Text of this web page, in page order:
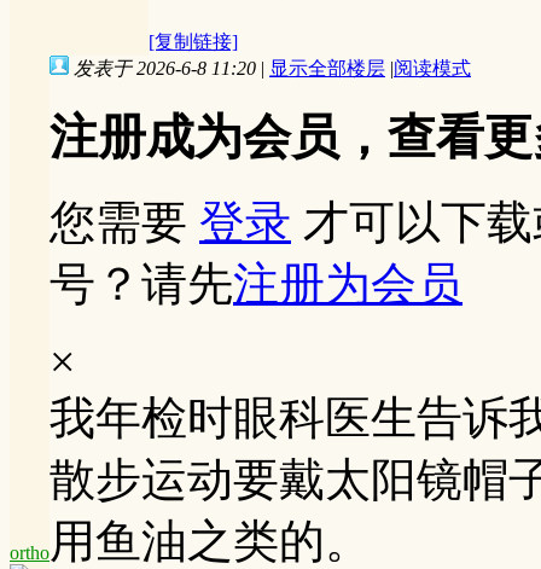
[复制链接]
ortho
发表于 2026-6-8 11:20 | 显示全部楼层 |阅读模式
注册成为会员，查看
您需要 登录 才可以下
号？请先注册为会员
×
我年检时眼科医生告诉
散步运动要戴太阳镜帽
用鱼油之类的。